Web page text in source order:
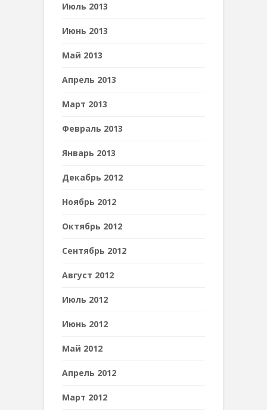
Июль 2013
Июнь 2013
Май 2013
Апрель 2013
Март 2013
Февраль 2013
Январь 2013
Декабрь 2012
Ноябрь 2012
Октябрь 2012
Сентябрь 2012
Август 2012
Июль 2012
Июнь 2012
Май 2012
Апрель 2012
Март 2012